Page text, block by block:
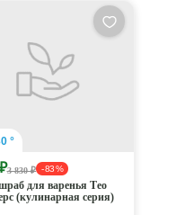
°
3 830 ₽ - 83 %
для варенья Тео
(кулинарная серия)